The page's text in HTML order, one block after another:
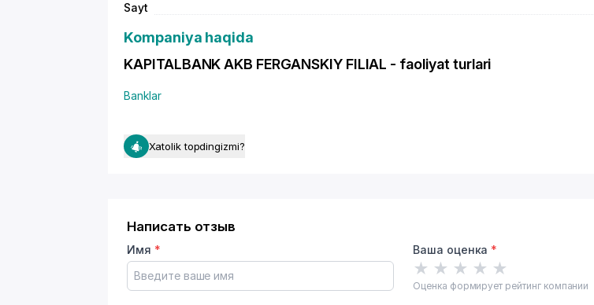
Sayt
Kompaniya haqida
KAPITALBANK AKB FERGANSKIY FILIAL - faoliyat turlari
Banklar
Xatolik topdingizmi?
Написать отзыв
Имя * Ваша оценка *
★ ★ ★ ★ ★
Оценка формирует рейтинг компании